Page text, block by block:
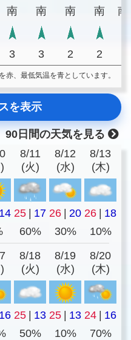
南 南 南 南 南
3 3 2 2
、最低気温を青としています。
を表示
90日間の天気を見る
8/11
(火)
8/12
(水)
8/13
(木)
14 25 | 17 26 | 20 26 | 18
60% 30% 10%
8/18
(火)
8/19
(水)
8/20
(木)
16 25 | 13 25 | 13 24 | 16
50% 10%
70%